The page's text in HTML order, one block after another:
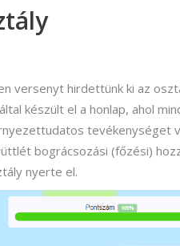
versenyt hirdettünk ki az
készült el a honlap, ahol
tevékenységet
bográcsozási (főzési)
nyerte el.